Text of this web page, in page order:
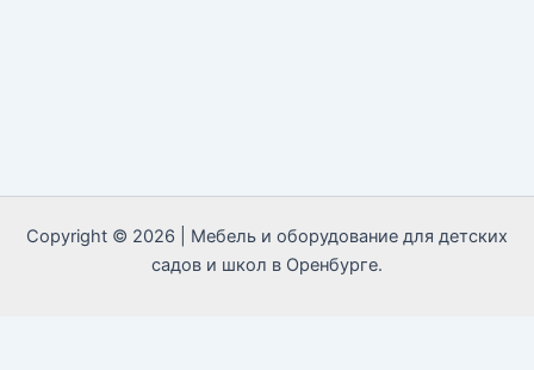
Copyright © 2026 | Мебель и оборудование для детских
садов и школ в Оренбурге.